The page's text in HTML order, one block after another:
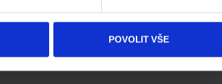
POVOLIT VŠE